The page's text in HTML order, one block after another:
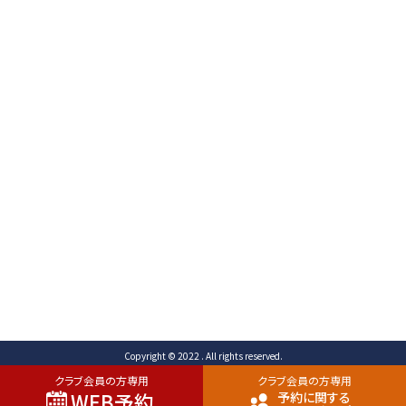
クラブ会員の方専用 クラブ会員の方専用
予約に関する
Copyright © 2022 . All rights reserved.